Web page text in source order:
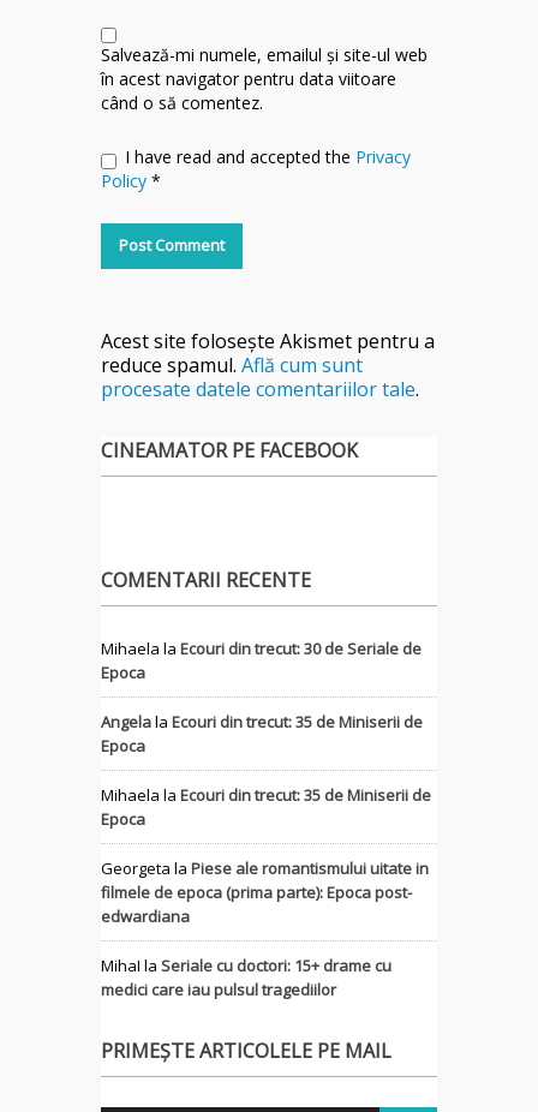
Salvează-mi numele, emailul și site-ul web
în acest navigator pentru data viitoare
când o să comentez.
I have read and accepted the Privacy
Policy *
Acest site folosește Akismet pentru a
reduce spamul. Află cum sunt
procesate datele comentariilor tale.
CINEAMATOR PE FACEBOOK
COMENTARII RECENTE
Mihaela la Ecouri din trecut: 30 de Seriale de
Epoca
Angelala Ecouri din trecut: 35 de Miniserii de
Epoca
Mihaela la Ecouri din trecut: 35 de Miniserii de
Epoca
Georgeta la Piese ale romantismului uitate in
filmele de epoca (prima parte): Epoca post-
edwardiana
MihaI la Seriale cu doctori: 15+ drame cu
medici care iau pulsul tragediilor
PRIMEȘTE ARTICOLELE PE MAIL